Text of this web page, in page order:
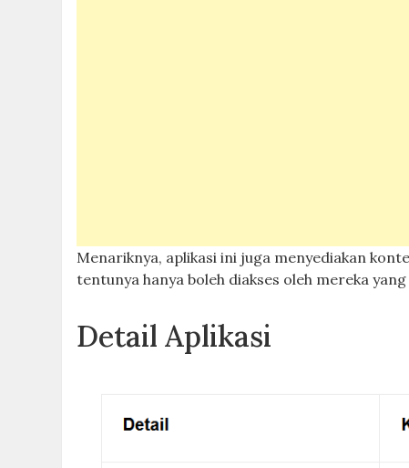
Menariknya, aplikasi ini juga menyediakan
tentunya hanya boleh diakses oleh mereka
Detail Aplikasi